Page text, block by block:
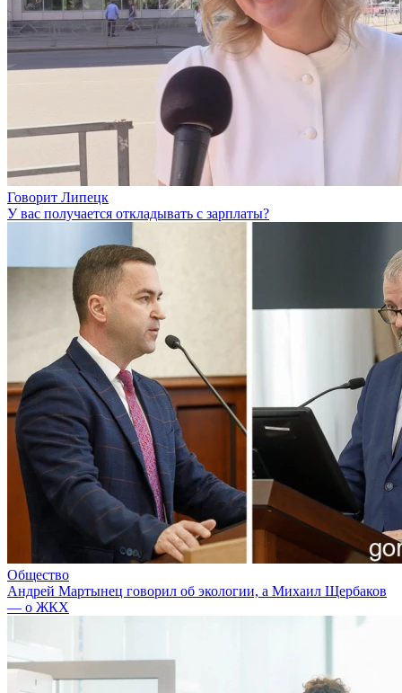
Говорит Липецк
У вас получается откладывать с зарплаты?
Общество
Андрей Мартынец говорил об экологии, а Михаил Щербаков
— о ЖКХ